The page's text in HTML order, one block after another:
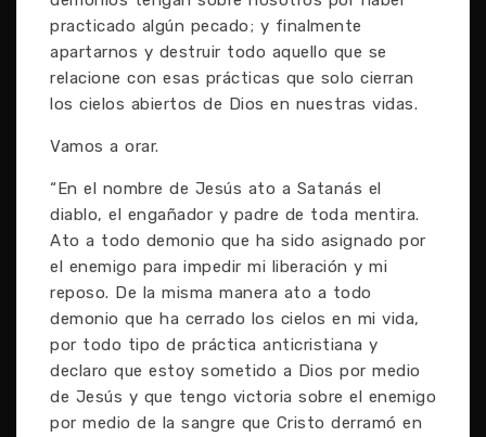
practicado algún pecado; y finalmente
apartarnos y destruir todo aquello que se
relacione con esas prácticas que solo cierran
los cielos abiertos de Dios en nuestras vidas.
Vamos a orar.
“En el nombre de Jesús ato a Satanás el
diablo, el engañador y padre de toda mentira.
Ato a todo demonio que ha sido asignado por
el enemigo para impedir mi liberación y mi
reposo. De la misma manera ato a todo
demonio que ha cerrado los cielos en mi vida,
por todo tipo de práctica anticristiana y
declaro que estoy sometido a Dios por medio
de Jesús y que tengo victoria sobre el enemigo
por medio de la sangre que Cristo derramó en